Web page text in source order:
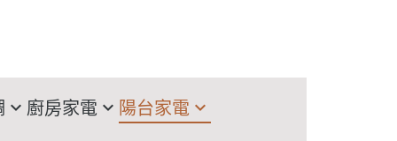
廚房家電 陽台家電